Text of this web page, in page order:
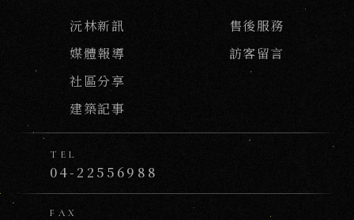
沅林新訊
媒體報導
社區分享
建築記事
售後服務
訪客留言
TEL
04-22556988
FAX